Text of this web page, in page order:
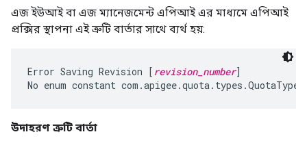
এজ ইউআই বা এজ ম্যানেজমেন্ট এপিআই এর মাধ্যমে এপিআই
প্রক্সির স্থাপনা এই ত্রুটি বার্তার সাথে ব্যর্থ হয়:
Error Saving Revision [ revision_number]
No enum constant
উদাহরণ ত্রুটি বার্তা